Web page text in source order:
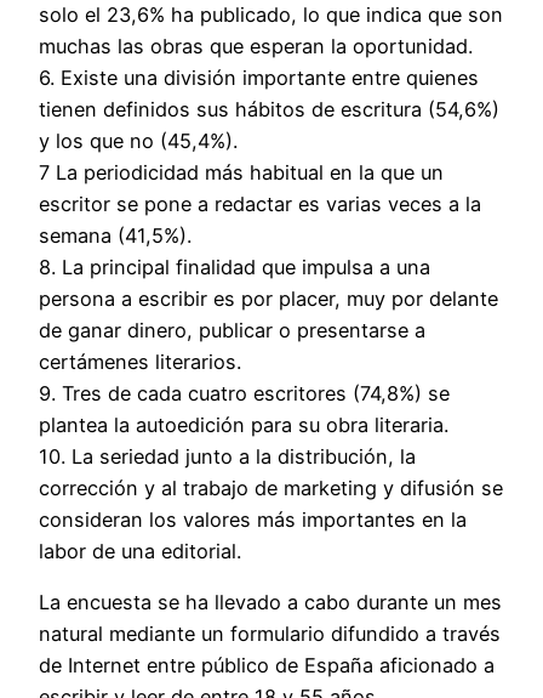
solo el 23,6% ha publicado, lo que indica que son
muchas las obras que esperan la oportunidad.
6. Existe una división importante entre quienes
tienen definidos sus hábitos de escritura (54,6%)
y los que no (45,4%).
7 La periodicidad más habitual en la que un
escritor se pone a redactar es varias veces a la
semana (41,5%).
8. La principal finalidad que impulsa a una
persona a escribir es por placer, muy por delante
de ganar dinero, publicar o presentarse a
certámenes literarios.
9. Tres de cada cuatro escritores (74,8%) se
plantea la autoedición para su obra literaria.
10. La seriedad junto a la distribución, la
corrección y al trabajo de marketing y difusión se
consideran los valores más importantes en la
labor de una editorial.
La encuesta se ha llevado a cabo durante un mes
natural mediante un formulario difundido a través
de Internet entre público de España aficionado a